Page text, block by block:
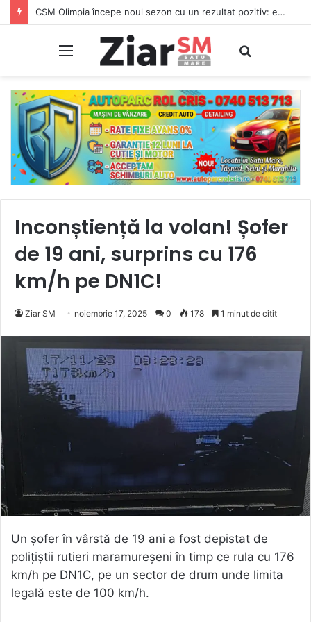
CSM Olimpia începe noul sezon cu un rezultat pozitiv: egal în deplasare cu CSC Dumbrăvița
Meniu
Inconștiență la volan! Șofer
de 19 ani, surprins cu 176
km/h pe DN1C!
Ziar SM noiembrie 17, 2025 0 178 1 minut de citit
Un șofer în vârstă de 19 ani a fost depistat de
polițiștii rutieri maramureșeni în timp ce rula cu 176
km/h pe DN1C, pe un sector de drum unde limita
legală este de 100 km/h.